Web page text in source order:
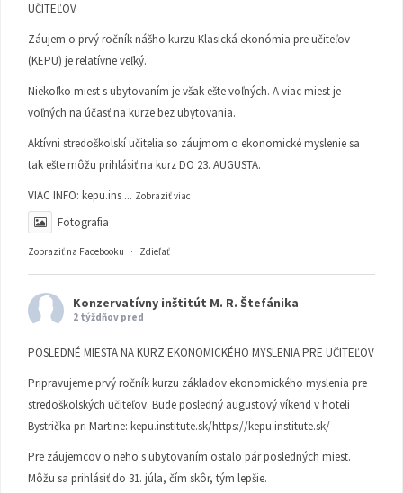
UČITEĽOV
Záujem o prvý ročník nášho kurzu Klasická ekonómia pre učiteľov
(KEPU) je relatívne veľký.
Niekoľko miest s ubytovaním je však ešte voľných. A viac miest je
voľných na účasť na kurze bez ubytovania.
Aktívni stredoškolskí učitelia so záujmom o ekonomické myslenie sa
tak ešte môžu prihlásiť na kurz DO 23. AUGUSTA.
VIAC INFO: kepu.ins ... Zobraziť viac
Fotografia
Zobraziť na Facebooku · Zdieľať
Konzervatívny inštitút M. R. Štefánika
2 týždňov pred
POSLEDNÉ MIESTA NA KURZ EKONOMICKÉHO MYSLENIA PRE UČITEĽOV
Pripravujeme prvý ročník kurzu základov ekonomického myslenia pre
stredoškolských učiteľov. Bude posledný augustový víkend v hoteli
Bystrička pri Martine: kepu.institute.sk/https://kepu.institute.sk/
Pre záujemcov o neho s ubytovaním ostalo pár posledných miest.
Môžu sa prihlásiť do 31. júla, čím skôr, tým lepšie.